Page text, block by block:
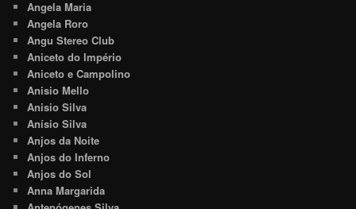
Angela Maria
Angela Roro
Angu Stereo Club
Aniceto do Império
Aniceto e Campolino
Anisio Mello
Anisio Silva
Anísio Silva
Anjos da Noite
Anjos do Inferno
Anjos do Sol
Anna Margarida